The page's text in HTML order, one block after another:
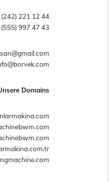
221 12 44
997 47 43
Domains